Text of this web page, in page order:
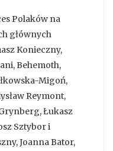
Polaków na
głównych
Konieczny,
Behemoth,
Migoń,
Reymont,
Łukasz
Sztybor i
Joanna Bator,